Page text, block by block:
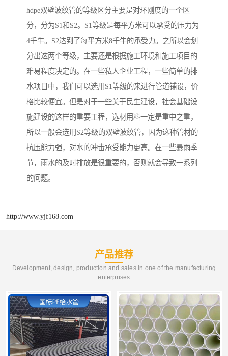
hdpe双壁波纹管的等级区分主要是对环刚度的一个区
分，分为S1和S2。S1等级是每平方米可以承受的压力为
4千牛。S2达到了每平方米8千牛的承受力。之所以会划
分出这两个等级，主要还是根据施工环境和施工项目的
难易程度决定的。在一些私人企业工程，一些简单的排
水项目中，我们可以选用S1等级的来进行管道铺设，价
格比较便宜。但是对于一些关于民生建设，社会基础设
施建设的这样的重要工程，选材用料一定是重中之重，
所以一般会选用S2等级的双壁波纹管，因为这种管材的
抗压能力强，对水的冲击承受能力更高。在一些暴雨季
节，雨水的及时排放是很重要的，否则就会导致一系列
的问题。
http://www.yjf168.com
产品推荐
Development, design, production and sales in one of the manufacturing
enterprises